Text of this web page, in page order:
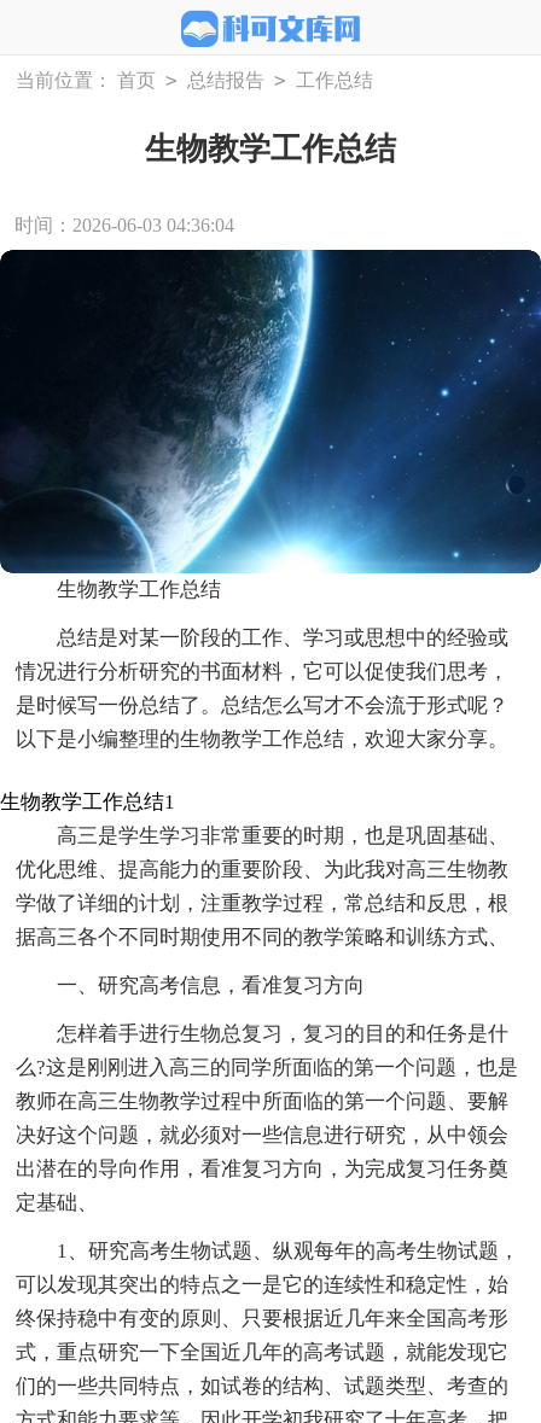
当前位置： 首页 > 总结报告 > 工作总结
生物教学工作总结
时间：2026-06-03 04:36:04
生物教学工作总结
总结是对某一阶段的工作、学习或思想中的经验或
情况进行分析研究的书面材料，它可以促使我们思考，
是时候写一份总结了。总结怎么写才不会流于形式呢？
以下是小编整理的生物教学工作总结，欢迎大家分享。
生物教学工作总结1
高三是学生学习非常重要的时期，也是巩固基础、
优化思维、提高能力的重要阶段、为此我对高三生物教
学做了详细的计划，注重教学过程，常总结和反思，根
据高三各个不同时期使用不同的教学策略和训练方式、
一、研究高考信息，看准复习方向
怎样着手进行生物总复习，复习的目的和任务是什
么?这是刚刚进入高三的同学所面临的第一个问题，也是
教师在高三生物教学过程中所面临的第一个问题、要解
决好这个问题，就必须对一些信息进行研究，从中领会
出潜在的导向作用，看准复习方向，为完成复习任务奠
定基础、
1、研究高考生物试题、纵观每年的高考生物试题，
可以发现其突出的特点之一是它的连续性和稳定性，始
终保持稳中有变的原则、只要根据近几年来全国高考形
式，重点研究一下全国近几年的高考试题，就能发现它
们的一些共同特点，如试卷的结构、试题类型、考查的